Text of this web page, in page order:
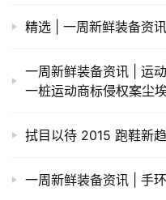
精选 | 一周新鲜装备资
一周新鲜装备资讯 | 运
一桩运动商标侵权案尘
拭目以待 2015 跑鞋新
一周新鲜装备资讯 | 手